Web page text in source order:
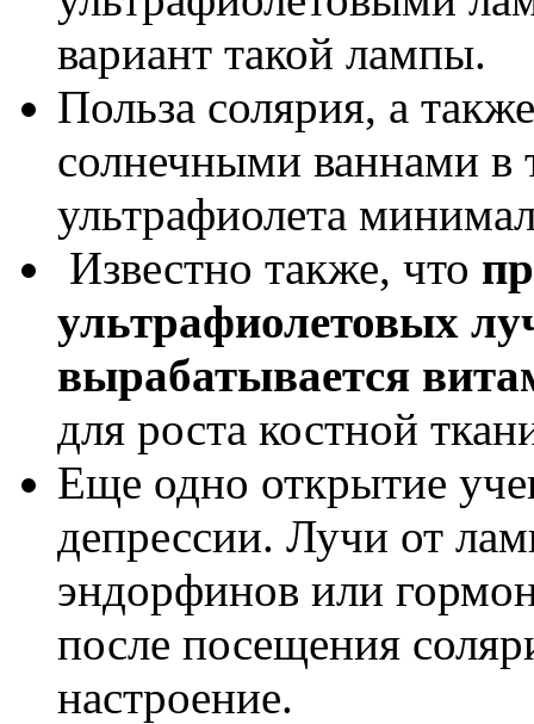
вариант такой лампы.
Польза солярия, а
солнечными ваннами в
ультрафиолета
Известно также, что
ультрафиолетовых
вырабатывается
для роста костной
Еще одно открытие
депрессии. Лучи от
эндорфинов или
после посещения
настроение.